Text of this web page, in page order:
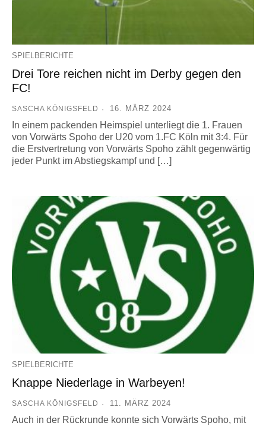
SPIELBERICHTE
Drei Tore reichen nicht im Derby gegen den
FC!
SASCHA KÖNIGSFELD 16. MÄRZ 2024
In einem packenden Heimspiel unterliegt die 1. Frauen
von Vorwärts Spoho der U20 vom 1.FC Köln mit 3:4. Für
die Erstvertretung von Vorwärts Spoho zählt gegenwärtig
jeder Punkt im Abstiegskampf und […]
SPIELBERICHTE
Knappe Niederlage in Warbeyen!
SASCHA KÖNIGSFELD 11. MÄRZ 2024
Auch in der Rückrunde konnte sich Vorwärts Spoho, mit